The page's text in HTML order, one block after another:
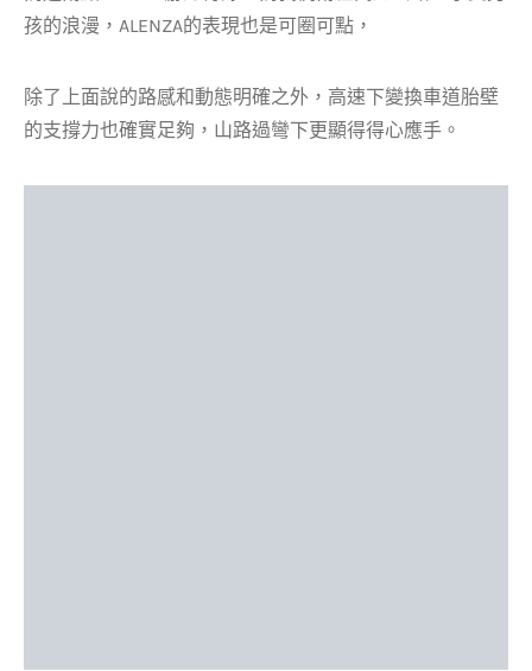
孩的浪漫，ALENZA的表現也是可圈可點，
除了上面說的路感和動態明確之外，高速下變換車道胎壁
的支撐力也確實足夠，山路過彎下更顯得得心應手。